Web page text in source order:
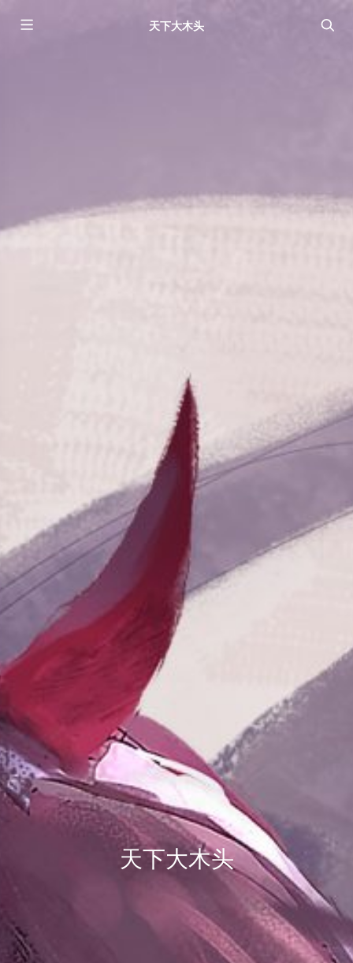
天下大木头
天下大木头